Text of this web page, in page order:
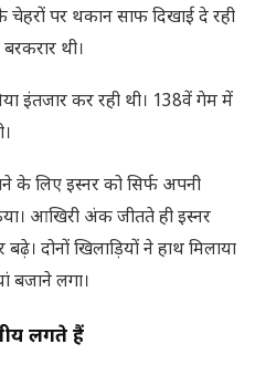
चेहरों पर थकान साफ दिखाई दे रही
थी।
इंतजार कर रही थी। 138वें गेम में
के लिए इस्नर को सिर्फ अपनी
आखिरी अंक जीतते ही इस्नर
दोनों खिलाड़ियों ने हाथ मिलाया
बजाने लगा।
लगते हैं